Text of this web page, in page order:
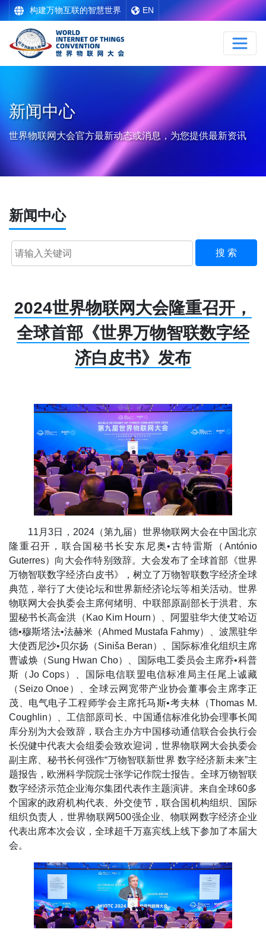
构建万物互联的智慧世界 EN
新闻中心
世界物联网大会官方最新动态或消息，为您提供最新资讯
新闻中心
搜 索
2024世界物联网大会隆重召开，
全球首部《世界万物智联数字经
济白皮书》发布
11月3日，2024（第九届）世界物联网大会在中国北京
隆重召开，联合国秘书长安东尼奥•古特雷斯（António
Guterres）向大会作特别致辞。大会发布了全球首部《世界
万物智联数字经济白皮书》，树立了万物智联数字经济全球
典范，举行了大使论坛和世界新经济论坛等相关活动。世界
物联网大会执委会主席何绪明、中联部原副部长于洪君、东
盟秘书长高金洪（Kao Kim Hourn）、阿盟驻华大使艾哈迈
德•穆斯塔法•法赫米（Ahmed Mustafa Fahmy）、波黑驻华
大使西尼沙•贝尔扬（Siniša Beran）、国际标准化组织主席
曹诚焕（Sung Hwan Cho）、国际电工委员会主席乔•科普
斯（Jo Cops）、国际电信联盟电信标准局主任尾上诚藏
（Seizo Onoe）、全球云网宽带产业协会董事会主席李正
茂、电气电子工程师学会主席托马斯•考夫林（Thomas M.
Coughlin）、工信部原司长、中国通信标准化协会理事长闻
库分别为大会致辞，联合主办方中国移动通信联合会执行会
长倪健中代表大会组委会致欢迎词，世界物联网大会执委会
副主席、秘书长何强作“万物智联新世界 数字经济新未来”主
题报告，欧洲科学院院士张学记作院士报告。全球万物智联
数字经济示范企业海尔集团代表作主题演讲。来自全球60多
个国家的政府机构代表、外交使节，联合国机构组织、国际
组织负责人，世界物联网500强企业、物联网数字经济企业
代表出席本次会议，全球超千万嘉宾线上线下参加了本届大
会。